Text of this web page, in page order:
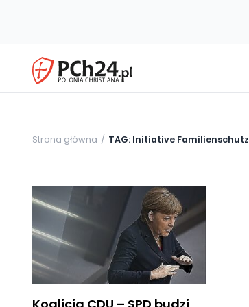
Strona główna TAG: Initiative Familienschutz